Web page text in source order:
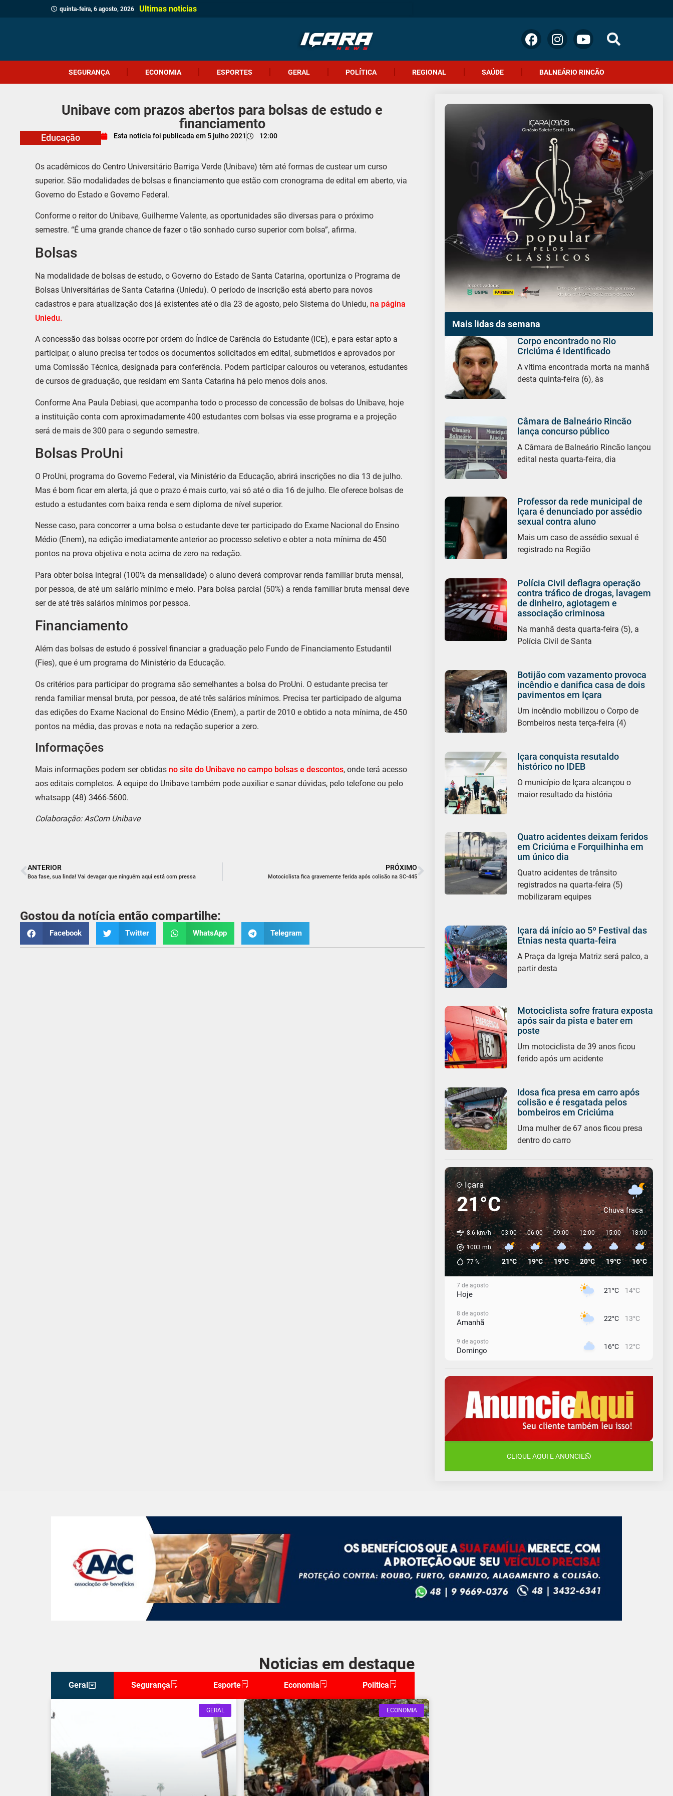
quinta-feira, 6 agosto, 2026 Ultimas noticias
SEGURANÇA ECONOMIA ESPORTES GERAL POLÍTICA REGIONAL SAÚDE BALNEÁRIO RINCÃO
Unibave com prazos abertos para bolsas de estudo e
financiamento
Educação Esta notícia foi publicada em 5 julho 2021 12:00
Os acadêmicos do Centro Universitário Barriga Verde (Unibave) têm até formas de custear um curso
superior. São modalidades de bolsas e financiamento que estão com cronograma de edital em aberto, via
Governo do Estado e Governo Federal.
Conforme o reitor do Unibave, Guilherme Valente, as oportunidades são diversas para o próximo
semestre. “É uma grande chance de fazer o tão sonhado curso superior com bolsa”, afirma.
Bolsas
Na modalidade de bolsas de estudo, o Governo do Estado de Santa Catarina, oportuniza o Programa de
Bolsas Universitárias de Santa Catarina (Uniedu). O período de inscrição está aberto para novos
cadastros e para atualização dos já existentes até o dia 23 de agosto, pelo Sistema do Uniedu, na página
Uniedu.
A concessão das bolsas ocorre por ordem do Índice de Carência do Estudante (ICE), e para estar apto a
participar, o aluno precisa ter todos os documentos solicitados em edital, submetidos e aprovados por
uma Comissão Técnica, designada para conferência. Podem participar calouros ou veteranos, estudantes
de cursos de graduação, que residam em Santa Catarina há pelo menos dois anos.
Conforme Ana Paula Debiasi, que acompanha todo o processo de concessão de bolsas do Unibave, hoje
a instituição conta com aproximadamente 400 estudantes com bolsas via esse programa e a projeção
será de mais de 300 para o segundo semestre.
Bolsas ProUni
O ProUni, programa do Governo Federal, via Ministério da Educação, abrirá inscrições no dia 13 de julho.
Mas é bom ficar em alerta, já que o prazo é mais curto, vai só até o dia 16 de julho. Ele oferece bolsas de
estudo a estudantes com baixa renda e sem diploma de nível superior.
Nesse caso, para concorrer a uma bolsa o estudante deve ter participado do Exame Nacional do Ensino
Médio (Enem), na edição imediatamente anterior ao processo seletivo e obter a nota mínima de 450
pontos na prova objetiva e nota acima de zero na redação.
Para obter bolsa integral (100% da mensalidade) o aluno deverá comprovar renda familiar bruta mensal,
por pessoa, de até um salário mínimo e meio. Para bolsa parcial (50%) a renda familiar bruta mensal deve
ser de até três salários mínimos por pessoa.
Financiamento
Além das bolsas de estudo é possível financiar a graduação pelo Fundo de Financiamento Estudantil
(Fies), que é um programa do Ministério da Educação.
Os critérios para participar do programa são semelhantes a bolsa do ProUni. O estudante precisa ter
renda familiar mensal bruta, por pessoa, de até três salários mínimos. Precisa ter participado de alguma
das edições do Exame Nacional do Ensino Médio (Enem), a partir de 2010 e obtido a nota mínima, de 450
pontos na média, das provas e nota na redação superior a zero.
Informações
Mais informações podem ser obtidas no site do Unibave no campo bolsas e descontos, onde terá acesso
aos editais completos. A equipe do Unibave também pode auxiliar e sanar dúvidas, pelo telefone ou pelo
whatsapp (48) 3466-5600.
Colaboração: AsCom Unibave
ANTERIOR
Boa fase, sua linda! Vai devagar que ninguém aqui está com pressa
PRÓXIMO
Motociclista fica gravemente ferida após colisão na SC-445
Gostou da notícia então compartilhe:
Facebook Twitter WhatsApp Telegram
Mais lidas da semana
Corpo encontrado no Rio
Criciúma é identificado
A vítima encontrada morta na manhã
desta quinta-feira (6), às
Câmara de Balneário Rincão
lança concurso público
A Câmara de Balneário Rincão lançou
edital nesta quarta-feira, dia
Professor da rede municipal de
Içara é denunciado por assédio
sexual contra aluno
Mais um caso de assédio sexual é
registrado na Região
Polícia Civil deflagra operação
contra tráfico de drogas, lavagem
de dinheiro, agiotagem e
associação criminosa
Na manhã desta quarta-feira (5), a
Polícia Civil de Santa
Botijão com vazamento provoca
incêndio e danifica casa de dois
pavimentos em Içara
Um incêndio mobilizou o Corpo de
Bombeiros nesta terça-feira (4)
Içara conquista resutaldo
histórico no IDEB
O município de Içara alcançou o
maior resultado da história
Quatro acidentes deixam feridos
em Criciúma e Forquilhinha em
um único dia
Quatro acidentes de trânsito
registrados na quarta-feira (5)
mobilizaram equipes
Içara dá início ao 5º Festival das
Etnias nesta quarta-feira
A Praça da Igreja Matriz será palco, a
partir desta
Motociclista sofre fratura exposta
após sair da pista e bater em
poste
Um motociclista de 39 anos ficou
ferido após um acidente
Idosa fica presa em carro após
colisão e é resgatada pelos
bombeiros em Criciúma
Uma mulher de 67 anos ficou presa
dentro do carro
Içara
21°C Chuva fraca
8.6 km/h
1003 mb
77%
03:00
21°C
06:00
19°C
09:00
19°C
12:00
20°C
15:00
19°C
18:00
16°C
7 de agosto
Hoje 21°C 14°C
8 de agosto
Amanhã 22°C 13°C
9 de agosto
Domingo 16°C 12°C
Segunda-Feira 13°C 11°C
11 de agosto
Terça-Feira
12 de agosto
15°C 11°C
CLIQUE AQUI E ANUNCIE
Noticias em destaque
Geral Segurança Esporte Economia Politica
GERAL ECONOMIA